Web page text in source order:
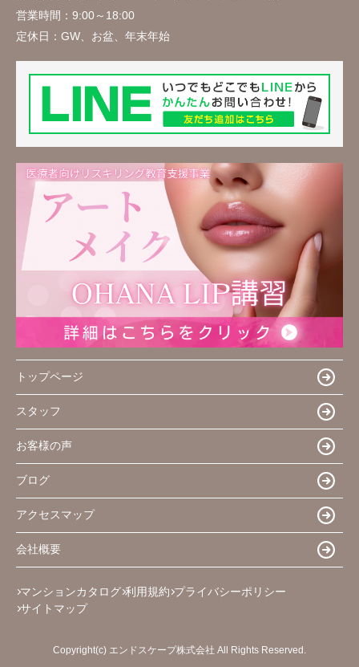
営業時間： 9:00～18:00
定休日： GW、お盆、年末年始
トップページ
スタッフ
お客様の声
ブログ
アクセスマップ
会社概要
マンションカタログ 利用規約 プライバシーポリシー
サイトマップ
Copyright(c) エンドスケープ株式会社 All Rights Reserved.